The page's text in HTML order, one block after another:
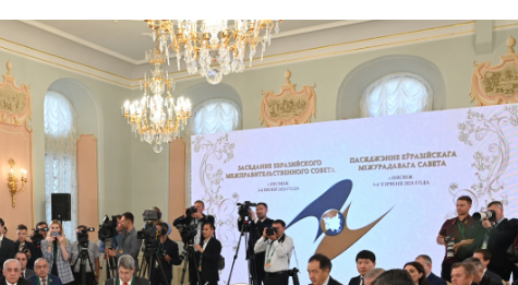
Sahibkarlıq fəaliyyəti üçün inklüziv
imkanlar yaradan vergi təşviqləri
MƏQALƏ
Dünya iqtisadiyyatında vergi
siyasətinin imperativləriMƏQALƏ
Əvəz Quliyev: “Yumşaq keçid
sayəsində aparılmış islahatın nəticələri
qorunub saxlanılacaq”MÜSAHİBƏ
“Düzgün
real iş və sistemli
MÜSAHİBƏ
Nicat İmanov: "Vergi
dəyişikliklər sahibkarlıq
yaxşılaşdırılmasına
MÜSAHİBƏ
Aytən Kərimova:
inklüziv iş mühiti